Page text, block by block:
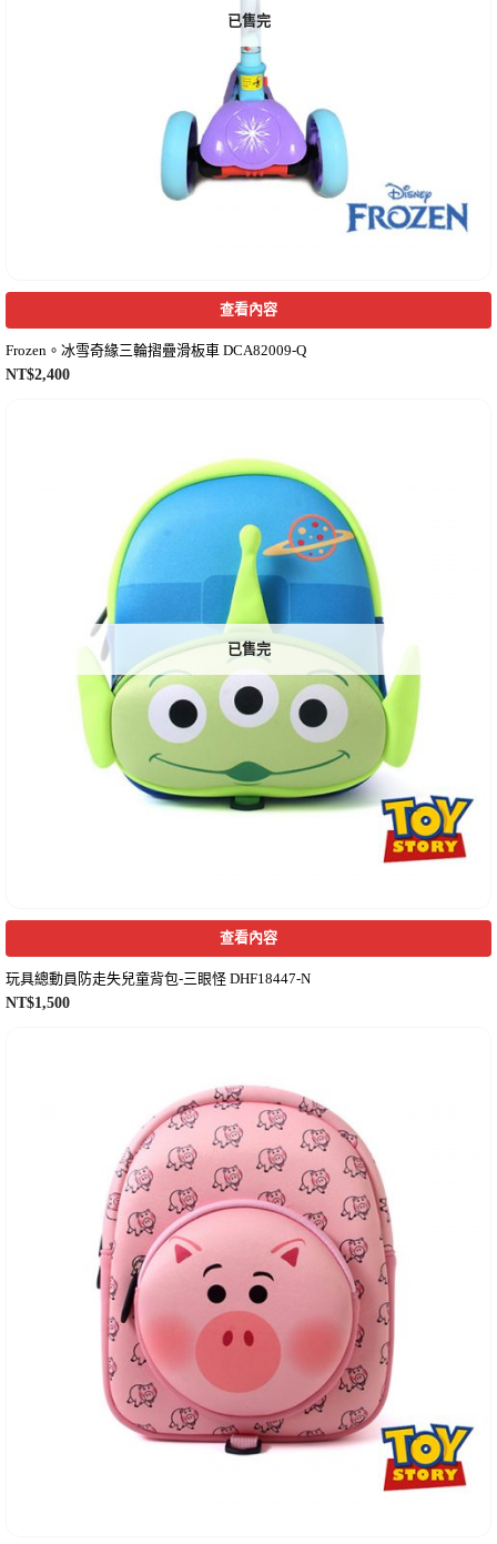
已售完
查看內容
Frozen。冰雪奇緣三輪摺疊滑板車 DCA82009-Q
NT$2,400
已售完
查看內容
玩具總動員防走失兒童背包-三眼怪 DHF18447-N
NT$1,500